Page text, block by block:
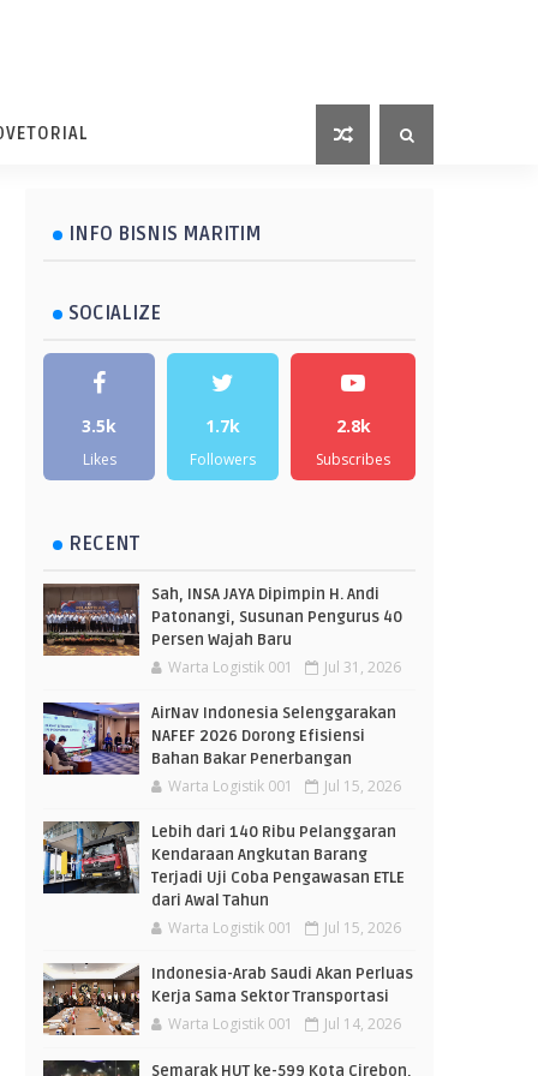
INFO BISNIS MARITIM
SOCIALIZE
3.5k
Likes
1.7k
Followers
2.8k
Subscribes
RECENT
Sah, INSA JAYA Dipimpin H. Andi
Patonangi, Susunan Pengurus 40
Persen Wajah Baru
Warta Logistik 001 Jul 31, 2026
AirNav Indonesia Selenggarakan
NAFEF 2026 Dorong Efisiensi
Bahan Bakar Penerbangan
Warta Logistik 001 Jul 15, 2026
Lebih dari 140 Ribu Pelanggaran
Kendaraan Angkutan Barang
Terjadi Uji Coba Pengawasan ETLE
dari Awal Tahun
Warta Logistik 001 Jul 15, 2026
Indonesia-Arab Saudi Akan Perluas
Kerja Sama Sektor Transportasi
Warta Logistik 001 Jul 14, 2026
Semarak HUT ke-599 Kota Cirebon,